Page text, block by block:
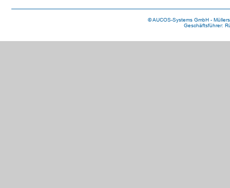
© AUCOS-Systems GmbH -
Geschäftsführer: